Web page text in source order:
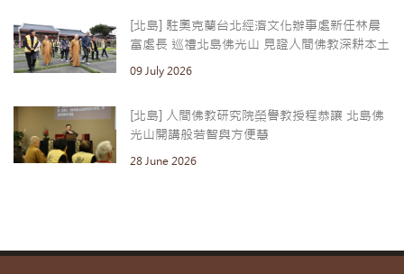
[北島] 駐奧克蘭台北經濟文化辦事處新任林晨
富處長 巡禮北島佛光山 見證人間佛教深耕本土
09 July 2026
[北島] 人間佛教研究院榮譽教授程恭讓 北島佛
光山開講般若智與方便慧
28 June 2026